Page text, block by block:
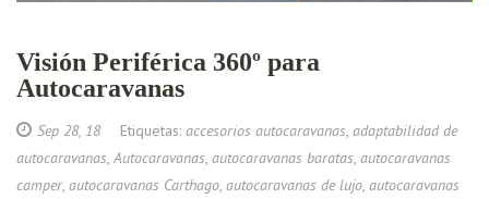
Visión Periférica 360º para
Autocaravanas
Sep 28, 18Etiquetas: accesorios autocaravanas, adaptabilidad de
autocaravanas, Autocaravanas, autocaravanas baratas, autocaravanas
camper, autocaravanas Carthago, autocaravanas de lujo, autocaravanas